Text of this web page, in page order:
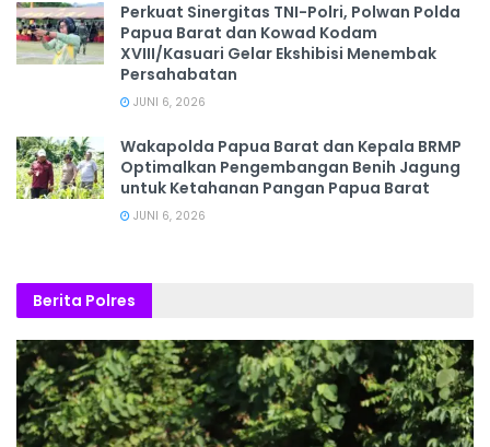
‎Perkuat Sinergitas TNI-Polri, Polwan Polda
Papua Barat dan Kowad Kodam
XVIII/Kasuari Gelar Ekshibisi Menembak
Persahabatan
JUNI 6, 2026
Wakapolda Papua Barat dan Kepala BRMP
Optimalkan Pengembangan Benih Jagung
untuk Ketahanan Pangan Papua Barat
JUNI 6, 2026
Berita Polres